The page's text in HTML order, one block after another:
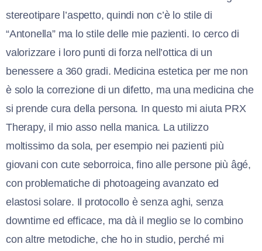
stereotipare l’aspetto, quindi non c’è lo stile di
“Antonella” ma lo stile delle mie pazienti. Io cerco di
valorizzare i loro punti di forza nell’ottica di un
benessere a 360 gradi. Medicina estetica per me non
è solo la correzione di un difetto, ma una medicina che
si prende cura della persona. In questo mi aiuta PRX
Therapy, il mio asso nella manica. La utilizzo
moltissimo da sola, per esempio nei pazienti più
giovani con cute seborroica, fino alle persone più âgé,
con problematiche di photoageing avanzato ed
elastosi solare. Il protocollo è senza aghi, senza
downtime ed efficace, ma dà il meglio se lo combino
con altre metodiche, che ho in studio, perché mi